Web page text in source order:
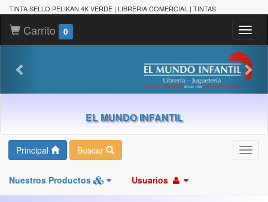
TINTA SELLO PELIKAN 4K VERDE | LIBRERIA COMERCIAL | TINTAS
Carrito 0
EL MUNDO INFANTIL
Principal Buscar
Nuestros Productos Usuarios